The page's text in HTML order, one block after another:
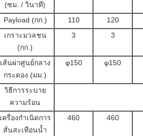
(ซม. / วินาที)
Payload (กก.) 110 120
เกราะมวลชน
(กก.)
3 3
เส้นผ่าศูนย์กลาง
กระดอง (มม.)
φ150 φ150
วิธีการระบาย
ความร้อน
เครื่องกำเนิดการ
สั่นสะเทือนน้ำ
460 460